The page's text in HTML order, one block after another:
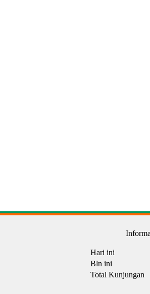
Hari ini
Bln ini
Total Kunjungan